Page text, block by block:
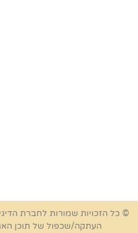
© כל הזכויות שמורות לחברת
העתקה/שכפול של תוכן